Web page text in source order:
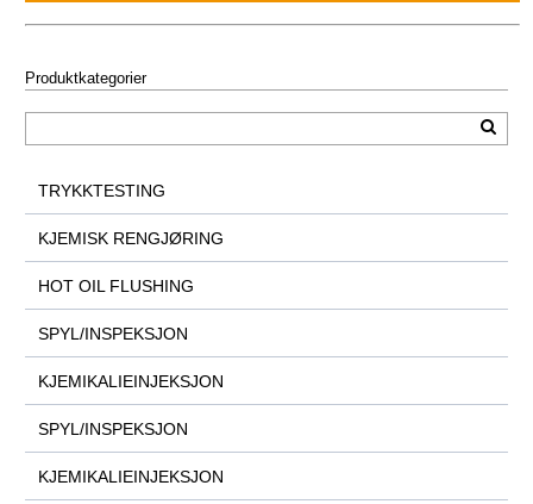
Produktkategorier
TRYKKTESTING
KJEMISK RENGJØRING
HOT OIL FLUSHING
SPYL/INSPEKSJON
KJEMIKALIEINJEKSJON
SPYL/INSPEKSJON
KJEMIKALIEINJEKSJON